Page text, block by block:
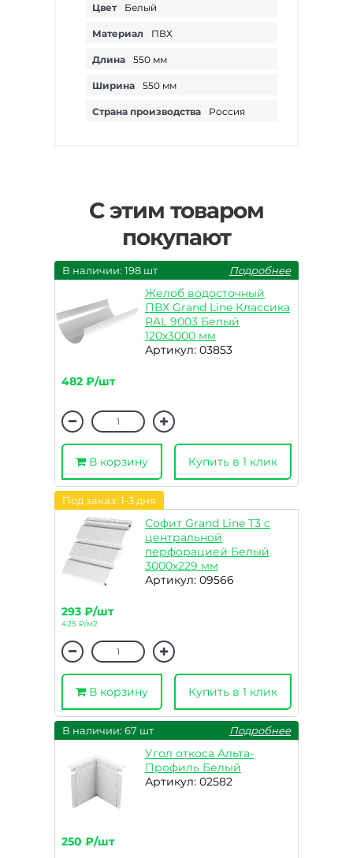
Цвет Белый
Материал ПВХ
Длина 550 мм
Ширина 550 мм
Страна производства Россия
С этим товаром
покупают
В наличии: 198 шт Подробнее
Желоб водосточный
ПВХ Grand Line Классика
RAL 9003 Белый
120х3000 мм
Артикул: 03853
482 ₽/шт
В корзину Купить в 1 клик
Под заказ: 1-3 дня
Софит Grand Line T3 с
центральной
перфорацией Белый
3000х229 мм
Артикул: 09566
293 ₽/шт
425 ₽/м2
В корзину Купить в 1 клик
В наличии: 67 шт Подробнее
Угол откоса Альта-
Профиль Белый
Артикул: 02582
250 ₽/шт